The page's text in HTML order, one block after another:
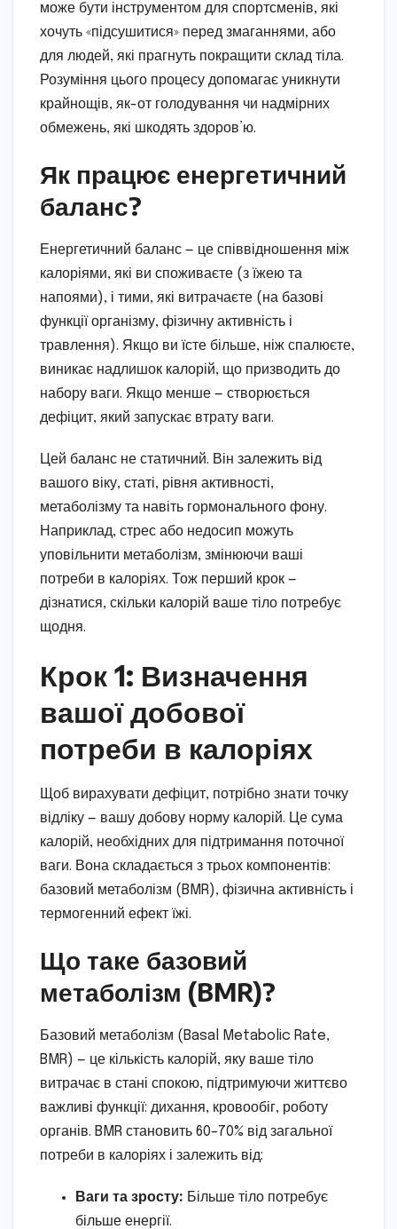
може бути інструментом для спортсменів, які
хочуть «підсушитися» перед змаганнями, або
для людей, які прагнуть покращити склад тіла.
Розуміння цього процесу допомагає уникнути
крайнощів, як-от голодування чи надмірних
обмежень, які шкодять здоров’ю.
Як працює енергетичний
баланс?
Енергетичний баланс — це співвідношення між
калоріями, які ви споживаєте (з їжею та
напоями), і тими, які витрачаєте (на базові
функції організму, фізичну активність і
травлення). Якщо ви їсте більше, ніж спалюєте,
виникає надлишок калорій, що призводить до
набору ваги. Якщо менше — створюється
дефіцит, який запускає втрату ваги.
Цей баланс не статичний. Він залежить від
вашого віку, статі, рівня активності,
метаболізму та навіть гормонального фону.
Наприклад, стрес або недосип можуть
уповільнити метаболізм, змінюючи ваші
потреби в калоріях. Тож перший крок —
дізнатися, скільки калорій ваше тіло потребує
щодня.
Крок 1: Визначення
вашої добової
потреби в калоріях
Щоб вирахувати дефіцит, потрібно знати точку
відліку — вашу добову норму калорій. Це сума
калорій, необхідних для підтримання поточної
ваги. Вона складається з трьох компонентів:
базовий метаболізм (BMR), фізична активність і
термогенний ефект їжі.
Що таке базовий
метаболізм (BMR)?
Базовий метаболізм (Basal Metabolic Rate,
BMR) — це кількість калорій, яку ваше тіло
витрачає в стані спокою, підтримуючи життєво
важливі функції: дихання, кровообіг, роботу
органів. BMR становить 60–70% від загальної
потреби в калоріях і залежить від:
Ваги та зросту: Більше тіло потребує
більше енергії.